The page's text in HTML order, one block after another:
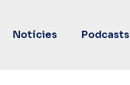
Notícies Podcasts